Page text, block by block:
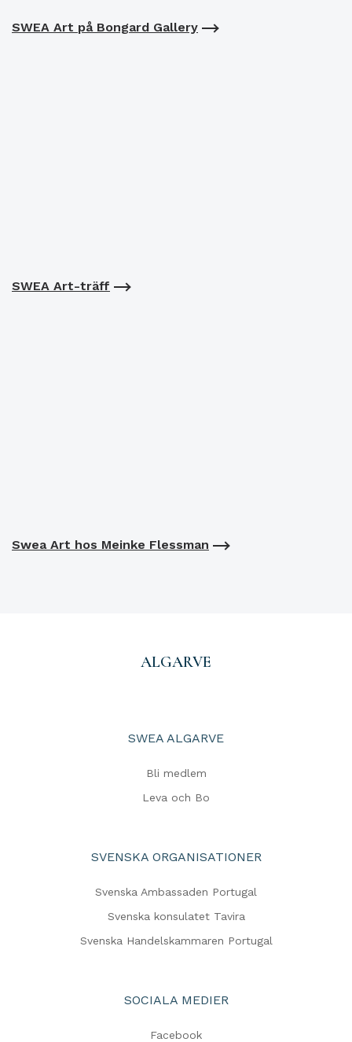
SWEA Art på Bongard Gallery
SWEA Art-träff
Swea Art hos Meinke Flessman
ALGARVE
SWEA ALGARVE
Bli medlem
Leva och Bo
SVENSKA ORGANISATIONER
Svenska Ambassaden Portugal
Svenska konsulatet Tavira
Svenska Handelskammaren Portugal
SOCIALA MEDIER
Facebook